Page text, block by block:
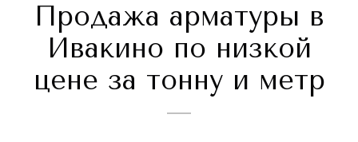
Продажа арматуры в
Ивакино по низкой
цене за тонну и метр